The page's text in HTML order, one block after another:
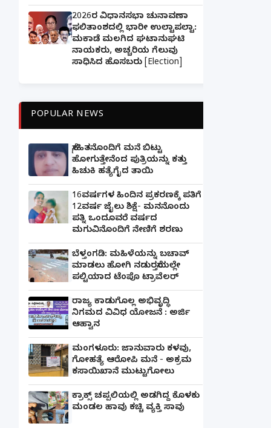
2026ರ ವಿಧಾನಸಭಾ ಚುನಾವಣಾ
ಫಲಿತಾಂಶದಲ್ಲಿ ಭಾರೀ ಉಲ್ಟಾಪಲ್ಟಾ:
ಮಕಾಡೆ ಮಲಗಿದ ಘಟಾನುಘಟಿ
ನಾಯಕರು, ಅಚ್ಚರಿಯ ಗೆಲುವು
ಸಾಧಿಸಿದ ಹೊಸಬರು [Election]
POPULAR NEWS
ಸ್ನೇಹಿತನೊಂದಿಗೆ ಮನೆ ಬಿಟ್ಟು
ಹೋಗುತ್ತೇನೆಂದ ಪುತ್ರಿಯನ್ನು ಕತ್ತು
ಹಿಚುಕಿ ಹತ್ಯೆಗೈದ ತಾಯಿ
16ವರ್ಷಗಳ ಹಿಂದಿನ ಪ್ರಕರಣಕ್ಕೆ ಪತಿಗೆ
12ವರ್ಷ ಜೈಲು ಶಿಕ್ಷೆ- ಮನನೊಂದು
ಪತ್ನಿ ಒಂದೂವರೆ ವರ್ಷದ
ಮಗುವಿನೊಂದಿಗೆ ನೇಣಿಗೆ ಶರಣು
ಬೆಳ್ತಂಗಡಿ: ಮಹಿಳೆಯನ್ನು ಬಚಾವ್
ಮಾಡಲು ಹೋಗಿ ನಡುರಸ್ತೆಯಲ್ಲೇ
ಪಲ್ಟಿಯಾದ ಟೆಂಪೊ ಟ್ರಾವೆಲರ್
ರಾಜ್ಯ ಕಾಡುಗೊಲ್ಲ ಅಭಿವೃದ್ಧಿ
ನಿಗಮದ ವಿವಿಧ ಯೋಜನೆ : ಅರ್ಜಿ
ಆಹ್ವಾನ
ಮಂಗಳೂರು: ಜಾನುವಾರು ಕಳವು,
ಗೋಹತ್ಯೆ ಆರೋಪಿ ಮನೆ - ಅಕ್ರಮ
ಕಸಾಯಿಖಾನೆ ಮುಟ್ಟುಗೋಲು
ಕ್ರಾಕ್ಸ್ ಚಪ್ಪಲಿಯಲ್ಲಿ ಅಡಗಿದ್ದ ಕೊಳಕು
ಮಂಡಲ ಹಾವು ಕಚ್ಚಿ ವ್ಯಕ್ತಿ ಸಾವು